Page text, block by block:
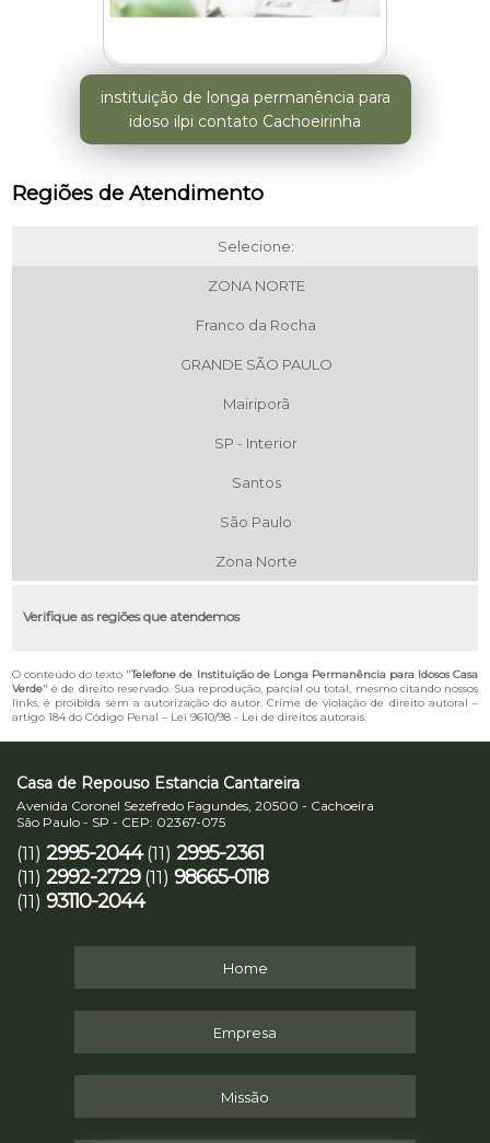
instituição de longa permanência para
idoso ilpi contato Cachoeirinha
Regiões de Atendimento
Selecione:
ZONA NORTE
Franco da Rocha
GRANDE SÃO PAULO
Mairiporã
SP - Interior
Santos
São Paulo
Zona Norte
Verifique as regiões que atendemos
O conteúdo do texto "Telefone de Instituição de Longa Permanência para Idosos Casa
Verde" é de direito reservado. Sua reprodução, parcial ou total, mesmo citando nossos
links, é proibida sem a autorização do autor. Crime de violação de direito autoral –
artigo 184 do Código Penal – Lei 9610/98 - Lei de direitos autorais.
Casa de Repouso Estancia Cantareira
Avenida Coronel Sezefredo Fagundes, 20500 - Cachoeira
São Paulo - SP - CEP: 02367-075
(11) 2995-2044 (11) 2995-2361
(11) 2992-2729 (11) 98665-0118
(11) 93110-2044
Home
Empresa
Missão